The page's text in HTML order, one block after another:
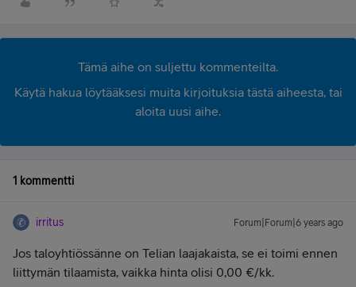
Tämä aihe on suljettu kommenteilta.
Käytä hakua löytääksesi muita kirjoituksia tästä aiheesta, tai
aloita uusi aihe.
1 kommentti
irritus Forum|Forum|6 years ago
Jos taloyhtiössänne on Telian laajakaista, se ei toimi ennen
liittymän tilaamista, vaikka hinta olisi 0,00 €/kk.